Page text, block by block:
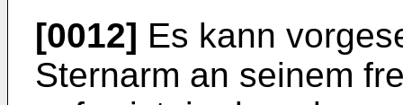
[0012] Es kann
Sternarm an seinem